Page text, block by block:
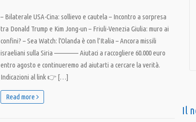
– Bilaterale USA-Cina: sollievo e cautela – Incontro a sorpresa
tra Donald Trump e Kim Jong-un – Friuli-Venezia Giulia: muro ai
confini? – Sea Watch: l’Olanda è con l’Italia – Ancora missili
israeliani sulla Siria ————– Aiutaci a raccogliere 60.000 euro
entro agosto e continueremo ad aiutarti a cercare la verità.
Indicazioni al link 👉 […]
Read more
Il